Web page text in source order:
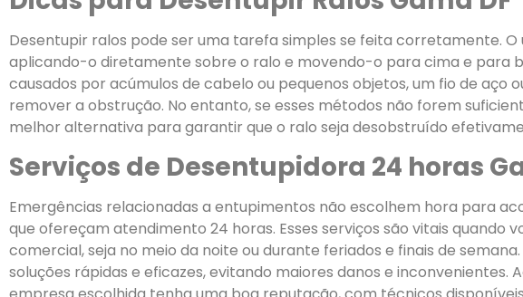
Desentupir ralos pode ser uma tarefa simples se feita corretamente.
aplicando-o diretamente sobre o ralo e movendo-o para cima e para
causados por acúmulos de cabelo ou pequenos objetos, um fio de
remover a obstrução. No entanto, se esses métodos não forem
melhor alternativa para garantir que o ralo seja desobstruído
Serviços de Desentupidora 24 horas
Emergências relacionadas a entupimentos não escolhem hora para
que ofereçam atendimento 24 horas. Esses serviços são vitais
comercial, seja no meio da noite ou durante feriados e finais de
soluções rápidas e eficazes, evitando maiores danos e